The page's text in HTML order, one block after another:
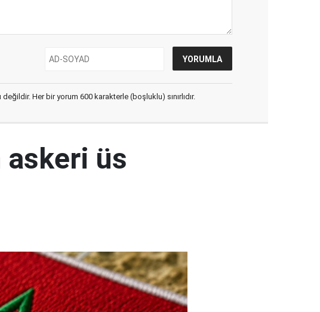
Her bir yorum 600 karakterle (boşluklu) sınırlıdır.
askeri üs